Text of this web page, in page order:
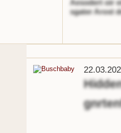
Aesodert oir
sgater Arost